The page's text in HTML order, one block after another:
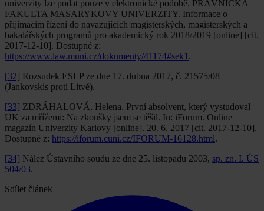
univerzity lze podat pouze v elektronické podobě. PRÁVNICKÁ
FAKULTA MASARYKOVY UNIVERZITY. Informace o
přijímacím řízení do navazujících magisterských, magisterských a
bakalářských programů pro akademický rok 2018/2019 [online] [cit.
2017-12-10]. Dostupné z:
https://www.law.muni.cz/dokumenty/41174#sek1 .
[32] Rozsudek ESLP ze dne 17. dubna 2017, č. 21575/08
(Jankovskis proti Litvě).
[33] ZDRÁHALOVÁ, Helena. První absolvent, který vystudoval
UK za mřížemi: Na zkoušky jsem se těšil. In: iForum. Online
magazín Univerzity Karlovy [online]. 20. 6. 2017 [cit. 2017-12-10].
Dostupné z: https://iforum.cuni.cz/IFORUM-16128.html.
[34] Nález Ústavního soudu ze dne 25. listopadu 2003, sp. zn. I. ÚS
504/03.
Sdílet článek